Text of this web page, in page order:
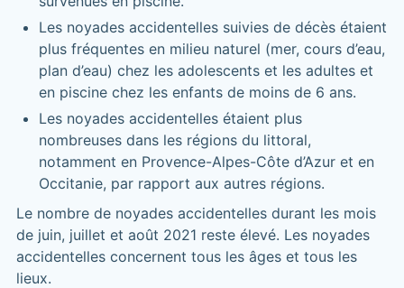
Les noyades accidentelles suivies de décès étaient
plus fréquentes en milieu naturel (mer, cours d’eau,
plan d’eau) chez les adolescents et les adultes et
en piscine chez les enfants de moins de 6 ans.
Les noyades accidentelles étaient plus
nombreuses dans les régions du littoral,
notamment en Provence-Alpes-Côte d’Azur et en
Occitanie, par rapport aux autres régions.
Le nombre de noyades accidentelles durant les mois
de juin, juillet et août 2021 reste élevé. Les noyades
accidentelles concernent tous les âges et tous les
lieux.